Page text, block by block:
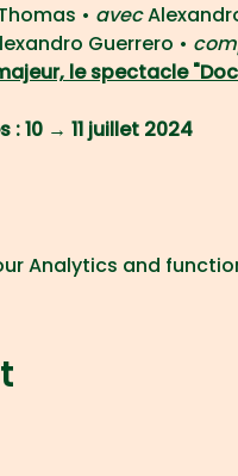
• avec
Guerrero •
le spectacle
: 10 → 11 juillet 2024
Analytics and